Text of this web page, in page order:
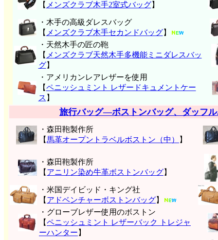
【 メンズクラブ木手2室式バッグ】
・木手の高級ダレスバッグ
【 メンズクラブ木手セカンドバッグ】
・天然木手の匠の鞄
【 メンズクラブ天然木手多機能ミニダレスバッ
グ】
・アメリカンレアレザーを使用
【ペニッシュミント レザードキュメントケー
ス 】
旅行バッグ―ボストンバッグ、ダッフ
・森田鞄製作所
【 馬革オープントラベルボストン（中） 】
・森田鞄製作所
【 アニリン染め牛革ボストンバッグ】
・米国デイビッド・キング社
【 アドベンチャーボストンバッグ】
・グローブレザー使用のボストン
【ペニッシュミント レザーバック トレジャ
ーハンター 】